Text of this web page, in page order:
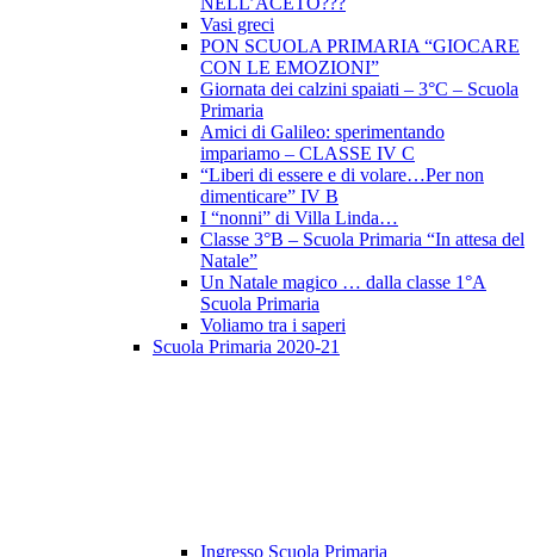
Vasi greci
PON SCUOLA PRIMARIA “GIOCARE
CON LE EMOZIONI”
Giornata dei calzini spaiati – 3°C – Scuola
Primaria
Amici di Galileo: sperimentando
impariamo – CLASSE IV C
“Liberi di essere e di volare…Per non
dimenticare” IV B
I “nonni” di Villa Linda…
Classe 3°B – Scuola Primaria “In attesa del
Natale”
Un Natale magico … dalla classe 1°A
Scuola Primaria
Voliamo tra i saperi
Scuola Primaria 2020-21
Ingresso Scuola Primaria